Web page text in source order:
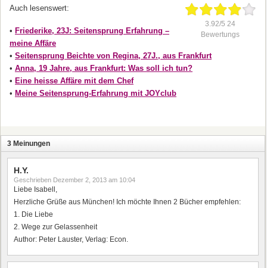
3.92/5 24
Bewertungs
Auch lesenswert:
• Friederike, 23J: Seitensprung Erfahrung –
meine Affäre
• Seitensprung Beichte von Regina, 27J., aus Frankfurt
• Anna, 19 Jahre, aus Frankfurt: Was soll ich tun?
• Eine heisse Affäre mit dem Chef
• Meine Seitensprung-Erfahrung mit JOYclub
3 Meinungen
H.Y.
Geschrieben Dezember 2, 2013 am 10:04
Liebe Isabell,
Herzliche Grüße aus München! Ich möchte Ihnen 2 Bücher empfehlen:
1. Die Liebe
2. Wege zur Gelassenheit
Author: Peter Lauster, Verlag: Econ.